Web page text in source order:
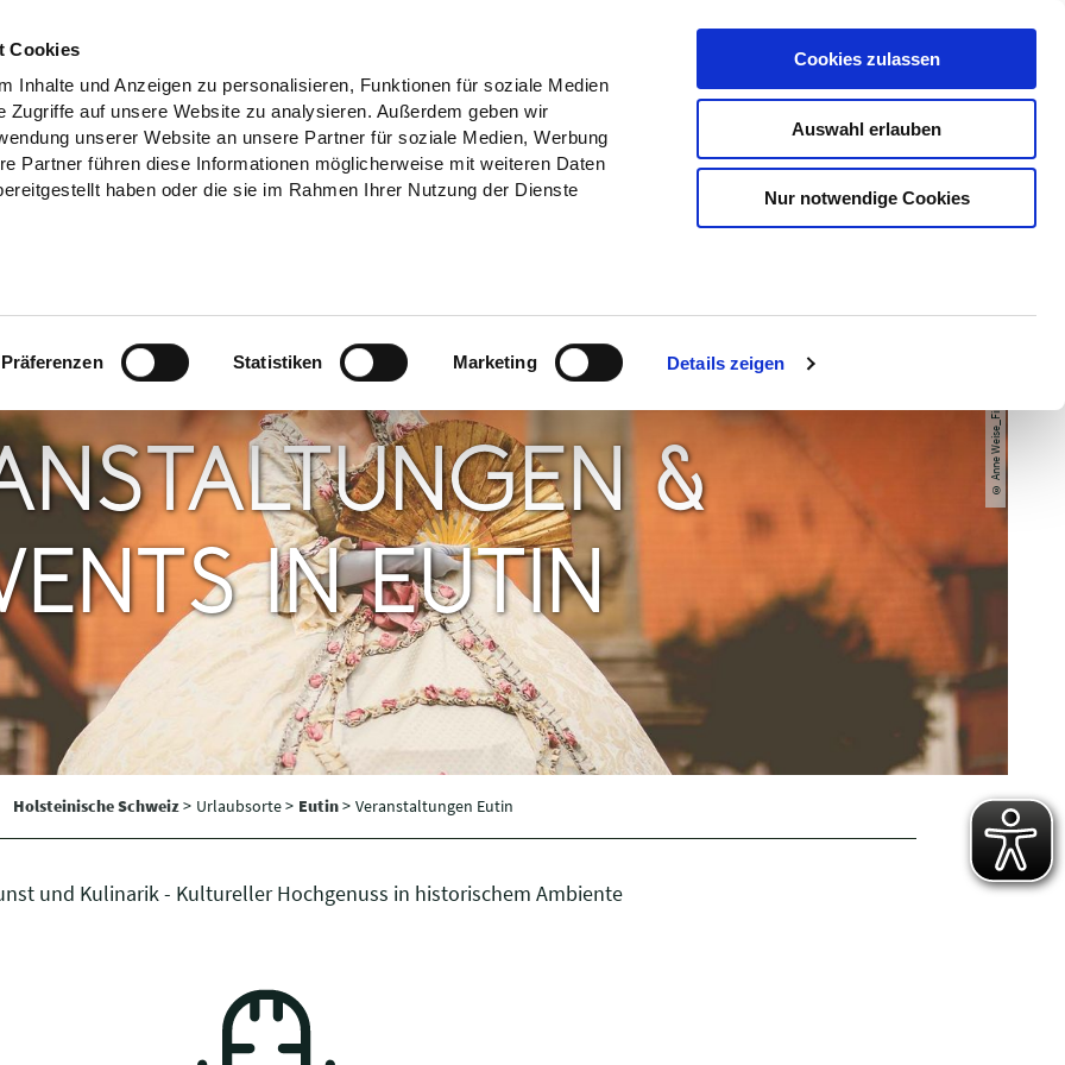
Cookies
Inhalte und Anzeigen zu personalisieren, Funktionen für soziale Medien
Zugriffe auf unsere Website zu analysieren. Außerdem geben wir
unserer Website an unsere Partner für soziale Medien, Werbung
Partner führen diese Informationen möglicherweise mit weiteren Daten
haben oder die sie im Rahmen Ihrer Nutzung der Dienste
Präferenzen Statistiken Marketing Details zeigen
Cookies zulassen
Auswahl erlauben
Nur notwendige Cookies
Erlebnisse Buchen
© Anne Weise_Fine Art Fotografie
&
IN EUTIN
Holsteinische Schweiz> Urlaubsorte > Eutin> Veranstaltungen Eutin
und Kulinarik - Kultureller Hochgenuss in historischem Ambiente